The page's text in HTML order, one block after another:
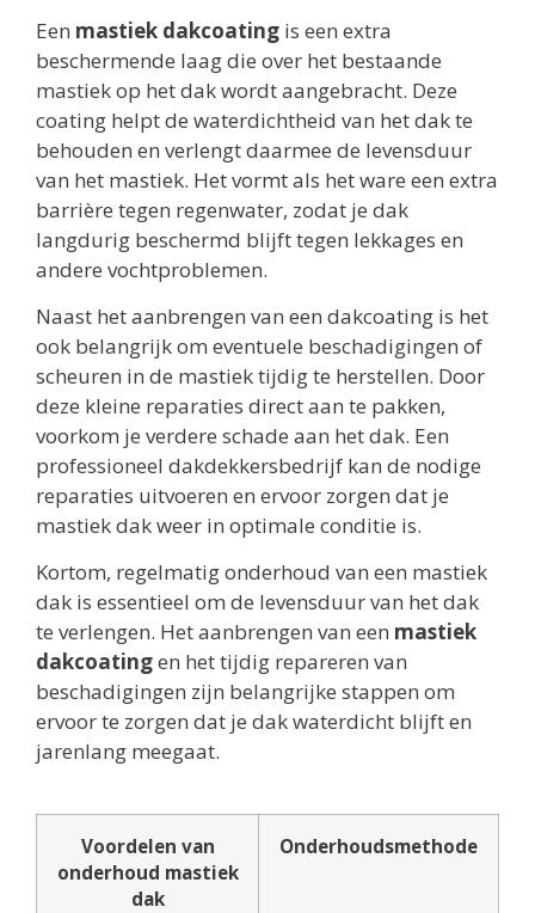
Een mastiek dakcoating is een extra
beschermende laag die over het bestaande
mastiek op het dak wordt aangebracht. Deze
coating helpt de waterdichtheid van het dak te
behouden en verlengt daarmee de levensduur
van het mastiek. Het vormt als het ware een extra
barrière tegen regenwater, zodat je dak
langdurig beschermd blijft tegen lekkages en
andere vochtproblemen.
Naast het aanbrengen van een dakcoating is het
ook belangrijk om eventuele beschadigingen of
scheuren in de mastiek tijdig te herstellen. Door
deze kleine reparaties direct aan te pakken,
voorkom je verdere schade aan het dak. Een
professioneel dakdekkersbedrijf kan de nodige
reparaties uitvoeren en ervoor zorgen dat je
mastiek dak weer in optimale conditie is.
Kortom, regelmatig onderhoud van een mastiek
dak is essentieel om de levensduur van het dak
te verlengen. Het aanbrengen van een mastiek
dakcoatingen het tijdig repareren van
beschadigingen zijn belangrijke stappen om
ervoor te zorgen dat je dak waterdicht blijft en
jarenlang meegaat.
Voordelen van
onderhoud mastiek
dak
Onderhoudsmethode